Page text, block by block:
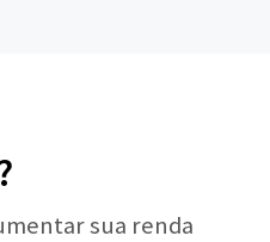
sua renda